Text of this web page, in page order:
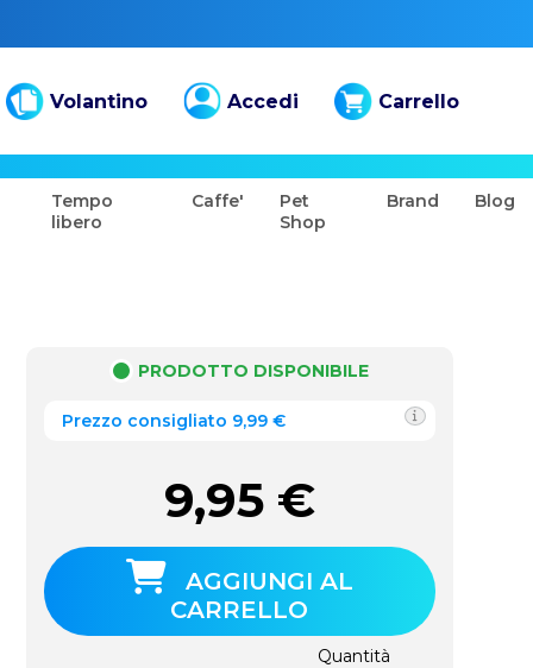
Volantino Accedi Carrello
Tempo
libero
Caffe'
Pet
Shop
Brand Blog
PRODOTTO DISPONIBILE
Prezzo consigliato 9,99 €
9,95 €
AGGIUNGI AL
CARRELLO
Quantità